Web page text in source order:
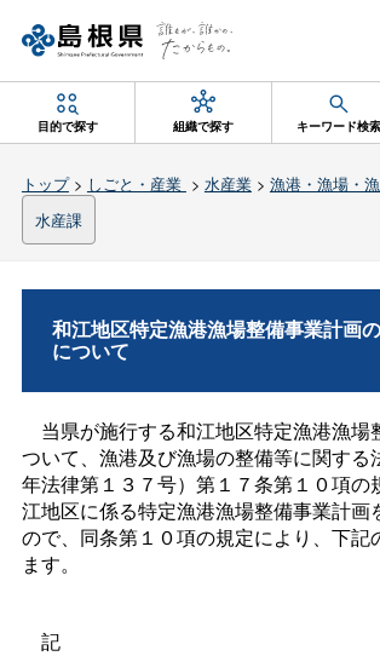
目的で探す 組織で探す キーワード検索
トップ> しごと・産業 > 水産業> 漁港・漁場・
水産課
和江地区特定漁港漁場整備事業計画
について
当県が施行する和江地区特定漁港漁場
ついて、漁港及び漁場の整備等に関する
年法律第１３７号）第１７条第１０項の
江地区に係る特定漁港漁場整備事業計画
ので、同条第１０項の規定により、下記
ます。
記